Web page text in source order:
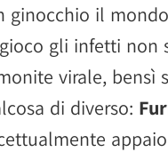
ginocchio il
gli infetti non
virale, bensì
di diverso: